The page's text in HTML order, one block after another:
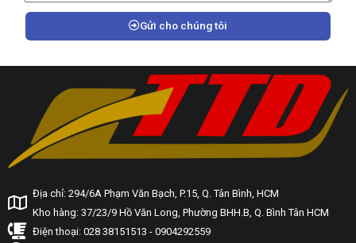
Gửi cho chúng tôi
Địa chỉ: 294/6A Phạm Văn Bạch, P.15, Q. Tân Bình, HCM
Kho hàng: 37/23/9 Hồ Văn Long, Phường BHH.B, Q. Bình Tân HCM
Điện thoại: 028 38151513 - 0904292559